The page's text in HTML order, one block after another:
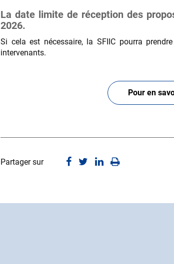
La date limite de réception des
2026.
Si cela est nécessaire, la SFIIC pourra
intervenants.
Pour en
Partager sur